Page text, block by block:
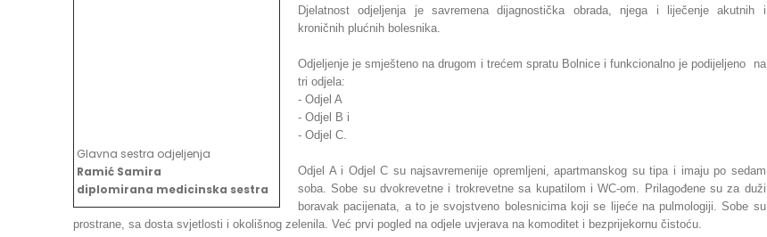
Glavna sestra odjeljenja
Ramić Samira
diplomirana medicinska sestra
Djelatnost odjeljenja je savremena dijagnostička obrada, njega i liječenje akutnih i
kroničnih plućnih bolesnika.
Odjeljenje je smješteno na drugom i trećem spratu Bolnice i funkcionalno je podijeljeno na
tri odjela:
- Odjel A
- Odjel B i
- Odjel C.
Odjel A i Odjel C su najsavremenije opremljeni, apartmanskog su tipa i imaju po sedam
soba. Sobe su dvokrevetne i trokrevetne sa kupatilom i WC-om. Prilagođene su za duži
boravak pacijenata, a to je svojstveno bolesnicima koji se lijeće na pulmologiji. Sobe su
prostrane, sa dosta svjetlosti i okolišnog zelenila. Već prvi pogled na odjele uvjerava na komoditet i bezprijekornu čistoću.